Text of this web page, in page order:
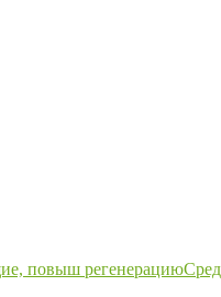
повыш регенерацию